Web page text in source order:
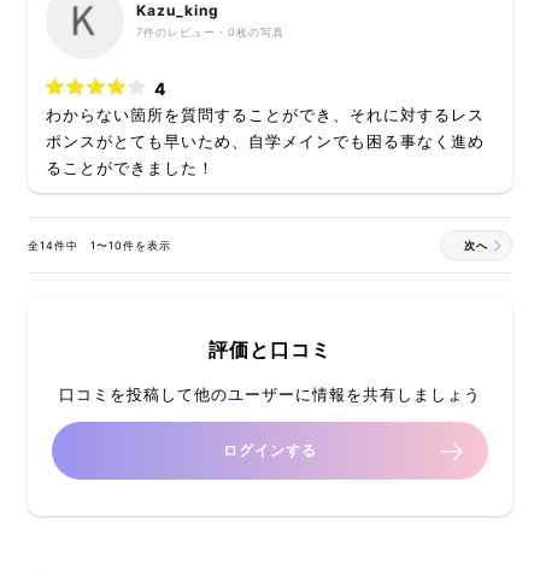
Kazu_king
7件のレビュー・ 0枚の写真
4
わからない箇所を質問することができ、それに対するレス
ポンスがとても早いため、自学メインでも困る事なく進め
ることができました！
全14件中 1〜10件を表示 次へ
評価と口コミ
口コミを投稿して他のユーザーに情報を共有しましょう
ログインする